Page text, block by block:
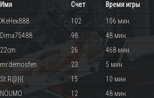
Имя Счет Время игры
ЖеНек888 102
106 мин.
Dima75488
98
48 мин.
22cm
26
468 мин.
mr.demosfen
23
5 мин.
St.R@}|{
15
10 мин.
NOUMO
12
48 мин.